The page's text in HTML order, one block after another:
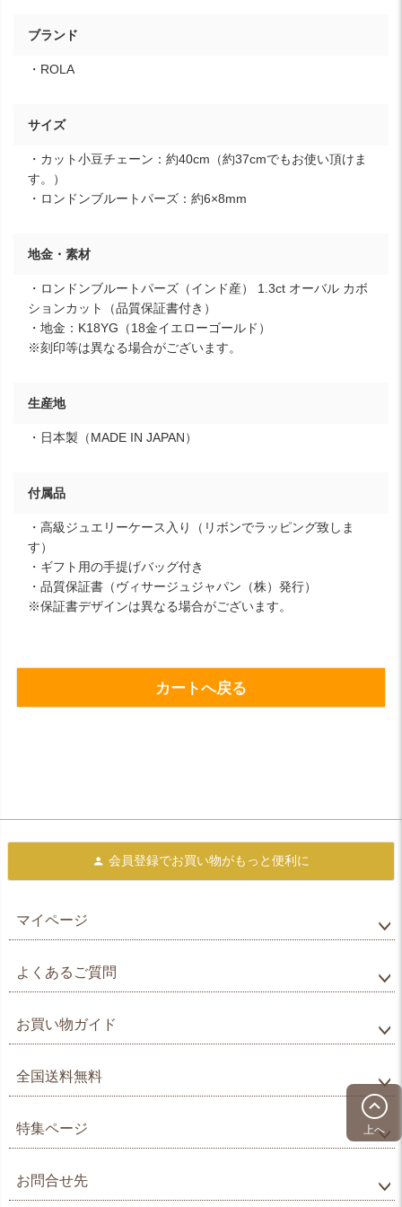
ブランド
・ROLA
サイズ
・カット小豆チェーン：約40cm（約37cmでもお使い頂けま
す。）
・ロンドンブルートパーズ：約6×8mm
地金・素材
・ロンドンブルートパーズ（インド産） 1.3ct オーバル カボ
ションカット（品質保証書付き）
・地金：K18YG（18金イエローゴールド）
※刻印等は異なる場合がございます。
生産地
・日本製（MADE IN JAPAN）
付属品
・高級ジュエリーケース入り（リボンでラッピング致しま
す）
・ギフト用の手提げバッグ付き
・品質保証書（ヴィサージュジャパン（株）発行）
※保証書デザインは異なる場合がございます。
カートへ戻る
上へ
会員登録でお買い物がもっと便利に
マイページ
よくあるご質問
お買い物ガイド
全国送料無料
特集ページ
お問合せ先